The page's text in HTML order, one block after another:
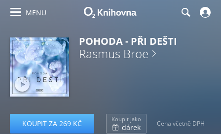
MENU
POHODA - PŘI DEŠTI
Rasmus Broe
KOUPIT ZA 269 KČ Koupit jako
dárek Cena včetně DPH